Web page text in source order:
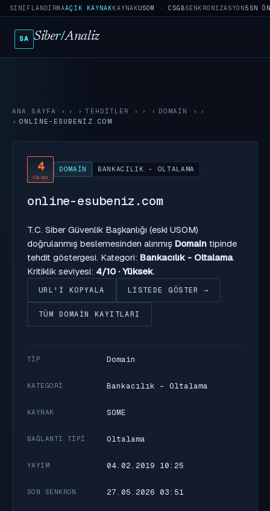
SINIFLANDIRMAAÇIK KAYNAKKAYNAKUSOM · CSGBSENKRONIZASYON5SN
SA Siber/Analiz
ANA SAYFA › TEHDITLER › DOMAIN
›
ONLINE-ESUBENIZ.COM
4
YÜKSEK
DOMAIN BANKACILIK - OLTALAMA
online-esubeniz.com
T.C. Siber Güvenlik Başkanlığı (eski USOM)
doğrulanmış beslemesinden alınmış Domain tipinde
tehdit göstergesi. Kategori: Bankacılık - Oltalama.
Kritiklik seviyesi: 4/10 · Yüksek.
URL'I KOPYALA LISTEDE GÖSTER →
TÜM DOMAIN KAYITLARI
TIP Domain
KATEGORI Bankacılık - Oltalama
KAYNAK SOME
BAĞLANTI TIPI Oltalama
YAYIM 04.02.2019 10:25
SON SENKRON 27.05.2026 03:51